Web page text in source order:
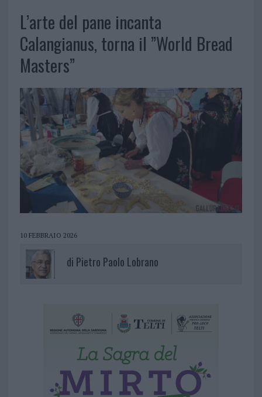
L’arte del pane incanta
Calangianus, torna il ”World Bread
Masters”
10 FEBBRAIO 2026
di Pietro Paolo Lobrano